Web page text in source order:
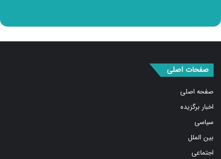
صفحات اصلی
صفحه اصلی
اخبار برگزیده
سیاسی
بین الملل
اجتماعی